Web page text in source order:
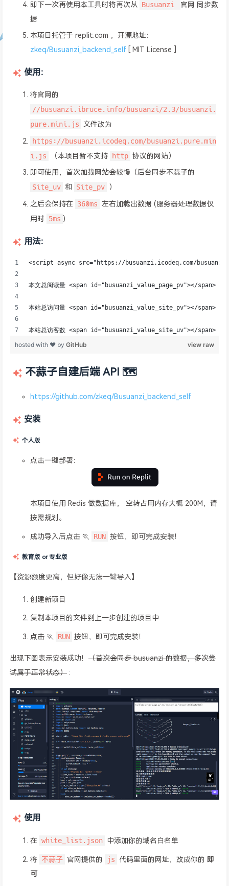
即下一次再使用本工具时将再次从 Busuanzi
官网 同步数
据
本项目托管于 replit.com ，开源地址：
zkeq/Busuanzi_backend_self [ MIT License ]
使用：
将官网的
//busuanzi.ibruce.info/busuanzi/2.3/busuanzi.
pure.mini.js 文件改为
https://busuanzi.icodeq.com/busuanzi.pure.min
i.js
（本项目暂不支持 http 协议的网站）
即可使用，首次加载网站会较慢（后台同步不蒜子的
Site_uv 和 Site_pv ）
之后会保持在 360ms 左右加载出数据 (服务器处理数据仅
用时
5ms )
用法：
不蒜子自建后端 API 🗺️
https://github.com/zkeq/Busuanzi_backend_self
安装
个人版
点击一键部署：
本项目使用 Redis 做数据库， 空转占用内存大概 200M，请
按需规划。
成功导入后点击 🏃 RUN 按钮，即可完成安装！
教育版 or 专业版
【资源额度更高，但好像无法一键导入】
创建新项目
复制本项目的文件到上一步创建的项目中
点击 🏃 RUN 按钮，即可完成安装！
出现下图表示安装成功！ （首次会同步 busuanzi 的数据，多次尝
试属于正常状态） :
使用
在 white_list.json 中添加你的域名白名单
将 不蒜子 官网提供的 js 代码里面的网址，改成你的 即
可